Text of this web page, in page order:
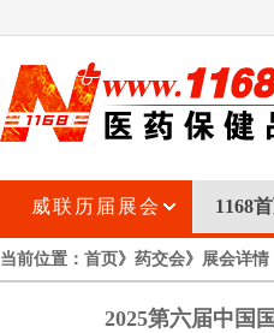
威联历届展会 1168
当前位置： 首页》 药交会》展会详情
2025第六届中国